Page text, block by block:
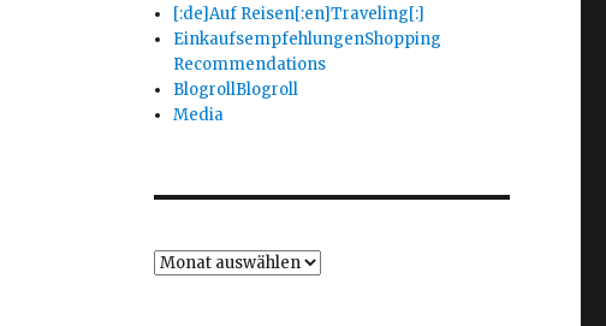
[:de]Auf Reisen[:en]Traveling[:]
EinkaufsempfehlungenShopping
Recommendations
BlogrollBlogroll
Media